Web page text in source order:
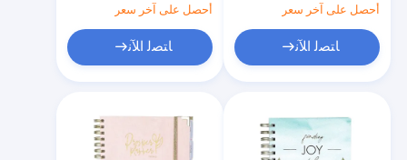
أحصل على آخر سعر
ﺎﺘﺼﻟ ﺍﻶﻧ
أحصل على آخر سعر
ﺎﺘﺼﻟ ﺍﻶﻧ